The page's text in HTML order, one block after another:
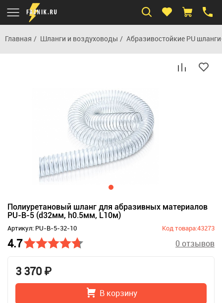
Главная Шланги и воздуховоды Абразивостойкие PU
Полиуретановый шланг для абразивных материалов
PU-B-5 (d32мм, h0.5мм, L10м)
Артикул: PU-B-5-32-10 Код товара:43273
4.7 0 отзывов
3 370 ₽
В корзину